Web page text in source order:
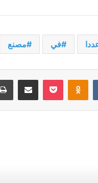
في مصنع
Odnoklassniki
‫Pocketمشاركة عبر البريد